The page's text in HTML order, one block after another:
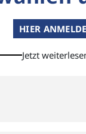
HIER
Jetzt